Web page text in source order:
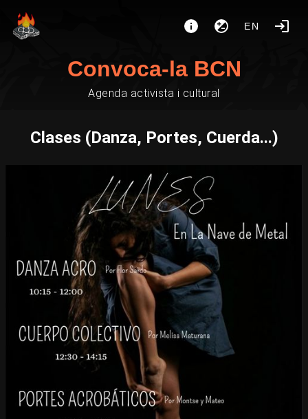
EN
Convoca-la BCN
Agenda activista i cultural
Clases (Danza, Portes, Cuerda...)